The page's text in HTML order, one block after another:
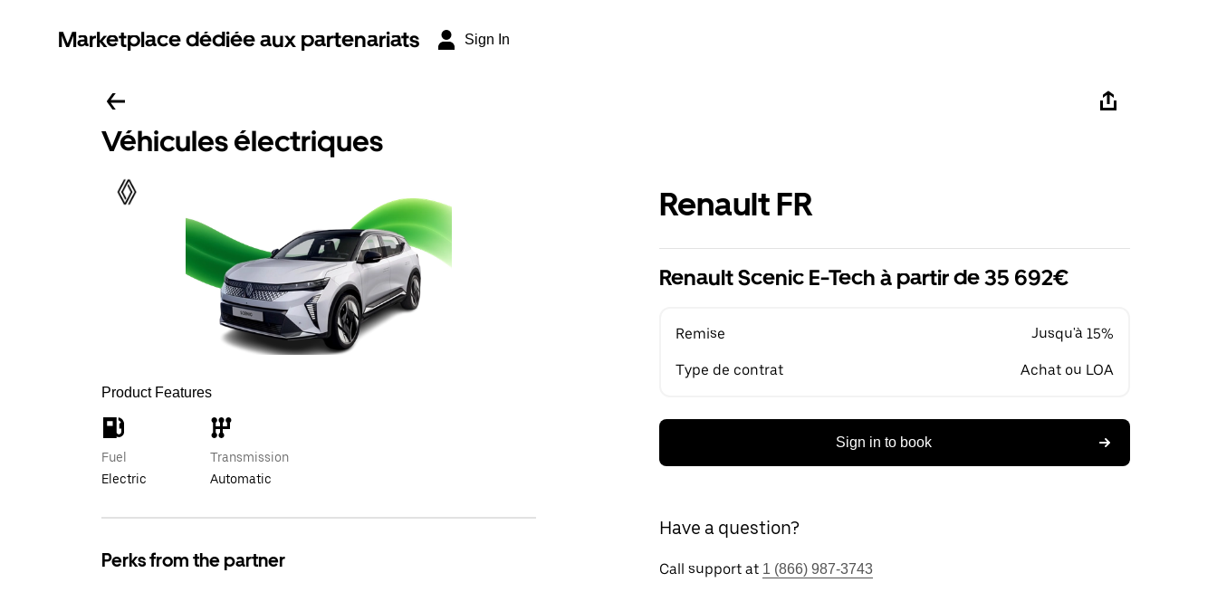
Marketplace dédiée aux partenariats Sign In
Véhicules électriques
Product Features
Fuel
Electric
Transmission
Automatic
Perks from the partner
Renault FR
Renault Scenic E-Tech à partir de 35 692€
Remise Jusqu'à 15%
Type de contrat Achat ou LOA
Sign in to book
Have a question?
Call support at 1 (866) 987-3743